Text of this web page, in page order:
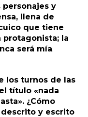
y
llena de
que tiene
protagonista; la
será mía.
los turnos de las
título «nada
¿Cómo
descrito y escrito